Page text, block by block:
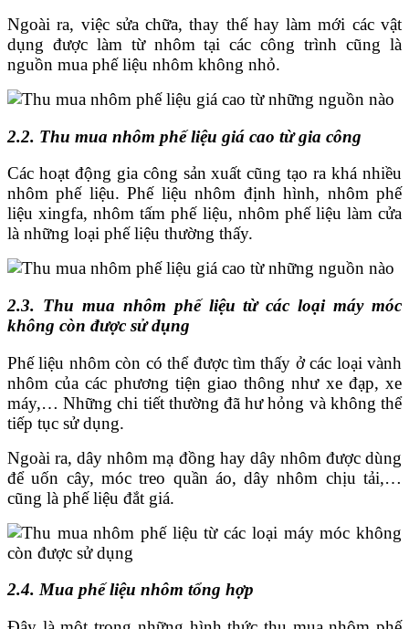
Ngoài ra, việc sửa chữa, thay thế hay làm mới các vật
dụng được làm từ nhôm tại các công trình cũng là
nguồn mua phế liệu nhôm không nhỏ.
2.2. Thu mua nhôm phế liệu giá cao từ gia công
Các hoạt động gia công sản xuất cũng tạo ra khá nhiều
nhôm phế liệu. Phế liệu nhôm định hình, nhôm phế
liệu xingfa, nhôm tấm phế liệu, nhôm phế liệu làm cửa
là những loại phế liệu thường thấy.
2.3. Thu mua nhôm phế liệu từ các loại máy móc
không còn được sử dụng
Phế liệu nhôm còn có thể được tìm thấy ở các loại vành
nhôm của các phương tiện giao thông như xe đạp, xe
máy,… Những chi tiết thường đã hư hỏng và không thể
tiếp tục sử dụng.
Ngoài ra, dây nhôm mạ đồng hay dây nhôm được dùng
để uốn cây, móc treo quần áo, dây nhôm chịu tải,…
cũng là phế liệu đắt giá.
2.4. Mua phế liệu nhôm tổng hợp